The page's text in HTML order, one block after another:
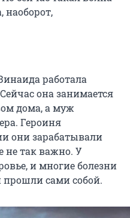
наоборот,
работала
она занимается
дома, а муж
Героиня
они зарабатывали
не так важно. У
и многие болезни
сами собой.